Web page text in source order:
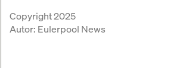
Copyright 2025
Autor: Eulerpool News